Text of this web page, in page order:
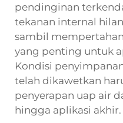
pendinginan
tekanan internal
sambil
yang penting untuk
Kondisi
telah dikawetkan
penyerapan uap air
hingga aplikasi akhir.